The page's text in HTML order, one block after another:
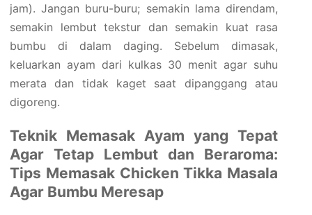
jam). Jangan buru-buru; semakin lama direndam,
semakin lembut tekstur dan semakin kuat rasa
bumbu di dalam daging. Sebelum dimasak,
keluarkan ayam dari kulkas 30 menit agar suhu
merata dan tidak kaget saat dipanggang atau
digoreng.
Teknik Memasak Ayam yang Tepat
Agar Tetap Lembut dan Beraroma:
Tips Memasak Chicken Tikka Masala
Agar Bumbu Meresap